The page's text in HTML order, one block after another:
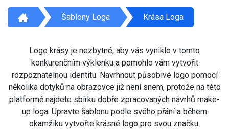
Šablony Loga Krása Loga
Logo krásy je nezbytné, aby vás vyniklo v tomto
konkurenčním výklenku a pomohlo vám vytvořit
rozpoznatelnou identitu. Navrhnout působivé logo pomocí
několika dotyků na obrazovce již není snem, protože na této
platformě najdete sbírku dobře zpracovaných návrhů make-
up loga. Upravte šablonu podle svého přání a během
okamžiku vytvořte krásné logo pro svou značku.